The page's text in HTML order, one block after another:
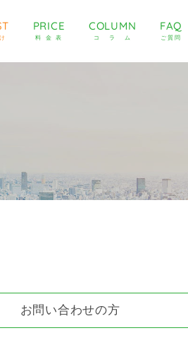
PRICE
料金表
COLUMN
コラム
FAQ
ご質問
お問い合わせの方